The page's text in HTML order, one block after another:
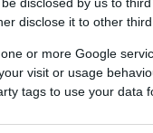
disclose it to other third
or more Google
visit or usage
tags to use your data